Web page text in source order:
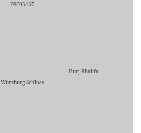
DSC05437
Würzburg Schloss
Burj Khalifa